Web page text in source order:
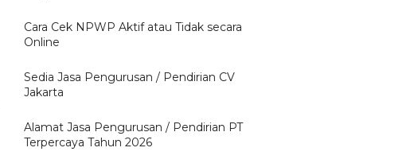
Cara Cek NPWP Aktif atau Tidak secara
Online
Sedia Jasa Pengurusan / Pendirian CV
Jakarta
Alamat Jasa Pengurusan / Pendirian PT
Terpercaya Tahun 2026